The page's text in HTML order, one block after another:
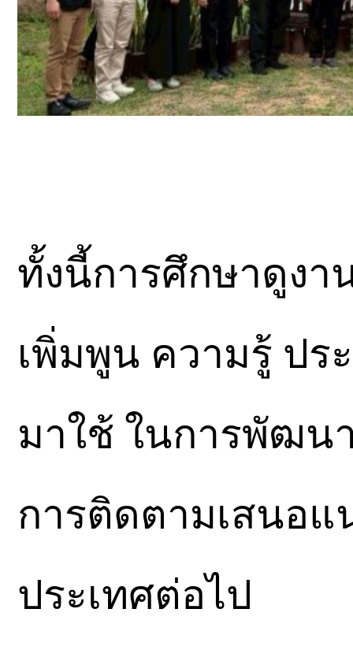
ทั้งนี้การศึกษาดูงา
เพิ่มพูน ความรู้ ป
มาใช้ ในการพัฒ
การติดตามเสนอ
ประเทศต่อไป